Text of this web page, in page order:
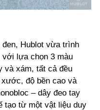
Hublot vừa trình
với lựa chọn 3 màu
và xám, tất cả đều
độ bền cao và
– dây đeo tay
tạo từ một vật liệu duy